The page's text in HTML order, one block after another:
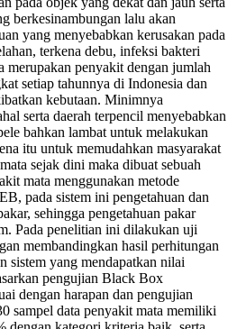
berkesinambungan lalu akan
yang menyebabkan kerusakan pada
terkena debu, infeksi bakteri
merupakan penyakit dengan jumlah
setiap tahunnya di Indonesia dan
kebutaan. Minimnya
serta daerah terpencil menyebabkan
bahkan lambat untuk melakukan
itu untuk memudahkan masyarakat
sejak dini maka dibuat sebuah
mata menggunakan metode
pada sistem ini pengetahuan dan
sehingga pengetahuan pakar
Pada penelitian ini dilakukan uji
membandingkan hasil perhitungan
sistem yang mendapatkan nilai
pengujian Black Box
dengan harapan dan pengujian
sampel data penyakit mata memiliki